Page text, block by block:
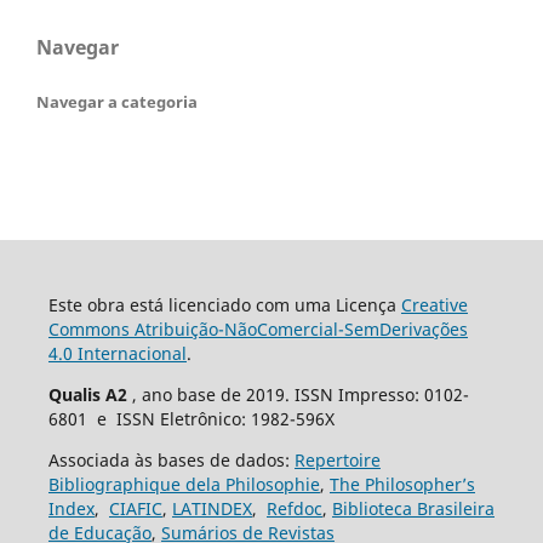
Navegar
Navegar a categoria
Este obra está licenciado com uma Licença Creative
Commons Atribuição-NãoComercial-SemDerivações
4.0 Internacional.
Qualis A2 , ano base de 2019. ISSN Impresso: 0102-
6801 e ISSN Eletrônico: 1982-596X
Associada às bases de dados: Repertoire
Bibliographique dela Philosophie, The Philosopher’s
Index, CIAFIC, LATINDEX, Refdoc, Biblioteca Brasileira
de Educação, Sumários de Revistas